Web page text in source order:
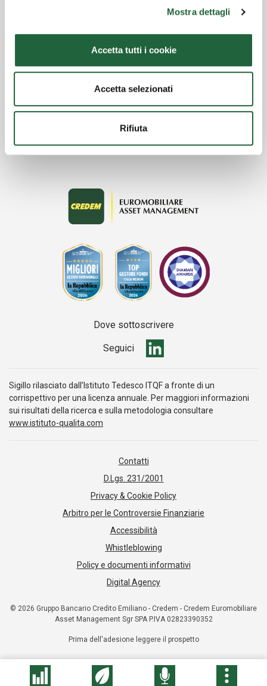
Mostra dettagli
Accetta tutti i cookie
Accetta selezionati
Rifiuta
Avviso | 05/06/2026
Dove sottoscrivere
Seguici
Sigillo rilasciato dall’Istituto Tedesco ITQF a fronte di un
corrispettivo per una licenza annuale. Per maggiori informazioni
sui risultati della ricerca e sulla metodologia consultare
www.istituto-qualita.com
Contatti
D.Lgs. 231/2001
Privacy & Cookie Policy
Arbitro per le Controversie Finanziarie
Accessibilità
Whistleblowing
Policy e documenti informativi
Digital Agency
© 2026 Gruppo Bancario Credito Emiliano - Credem - Credem Euromobiliare
Asset Management Sgr SPA P.IVA 02823390352
Prima dell'adesione leggere il prospetto